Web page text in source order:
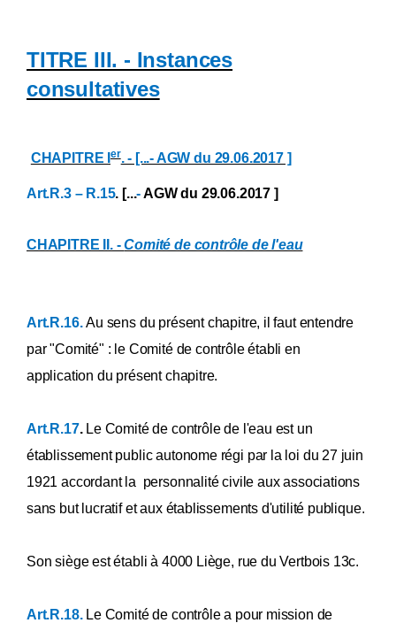
Annexe [XLI] [ ... ][A.G.W. 28.09.2007]
Annexe XLII
Annexe [XLIII]
Annexe XLVI
Annexe [XLVIIa
Annexe [XLVIIIa
Annexe [LII
Annexe [LIII
Annexe [LIV
Annexe [LV
Annexe [LVIbis]2
Annexe LVII
Annexe LIX
TITRE III. - Instances
consultatives
CHAPITRE I er. - [...- AGW du 29.06.2017 ]
Art.R.3 – R.15. [...-AGW du 29.06.2017 ]
CHAPITRE II. -Comité de contrôle de l'eau
Art.R.16.Au sens du présent chapitre, il faut entendre
par "Comité" : le Comité de contrôle établi en
application du présent chapitre.
Art.R.17. Le Comité de contrôle de l'eau est un
établissement public autonome régi par la loi du 27 juin
1921 accordant la personnalité civile aux associations
sans but lucratif et aux établissements d'utilité publique.
Son siège est établi à 4000 Liège, rue du Vertbois 13c.
Art.R.18. Le Comité de contrôle a pour mission de